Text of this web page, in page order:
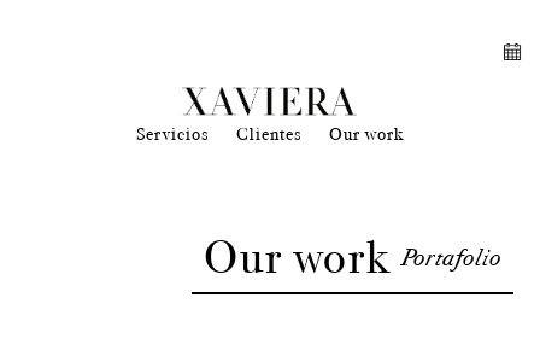
Servicios Clientes Our work
Our work Portafolio